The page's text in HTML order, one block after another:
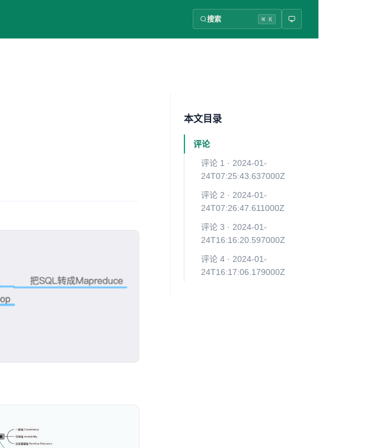
搜索 ⌘ K
本文目录
评论
评论 1 · 2024-01-
24T07:25:43.637000Z
评论 2 · 2024-01-
24T07:26:47.611000Z
评论 3 · 2024-01-
24T16:16:20.597000Z
评论 4 · 2024-01-
24T16:17:06.179000Z